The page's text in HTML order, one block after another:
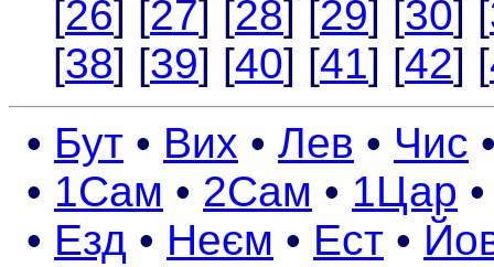
[26] [27] [28] [29] [30] [
[38] [39] [40] [41] [42] [
• Бут • Вих • Лев • Чис
• 1Сам • 2Сам • 1Цар
• Езд • Неєм • Ест •